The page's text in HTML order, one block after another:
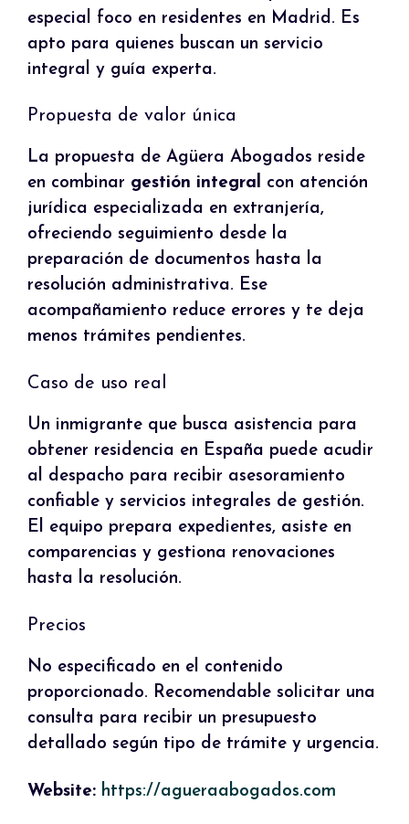
especial foco en residentes en Madrid. Es
apto para quienes buscan un servicio
integral y guía experta.
Propuesta de valor única
La propuesta de Agüera Abogados reside
en combinar gestión integral con atención
jurídica especializada en extranjería,
ofreciendo seguimiento desde la
preparación de documentos hasta la
resolución administrativa. Ese
acompañamiento reduce errores y te deja
menos trámites pendientes.
Caso de uso real
Un inmigrante que busca asistencia para
obtener residencia en España puede acudir
al despacho para recibir asesoramiento
confiable y servicios integrales de gestión.
El equipo prepara expedientes, asiste en
comparencias y gestiona renovaciones
hasta la resolución.
Precios
No especificado en el contenido
proporcionado. Recomendable solicitar una
consulta para recibir un presupuesto
detallado según tipo de trámite y urgencia.
Website: https://agueraabogados.com